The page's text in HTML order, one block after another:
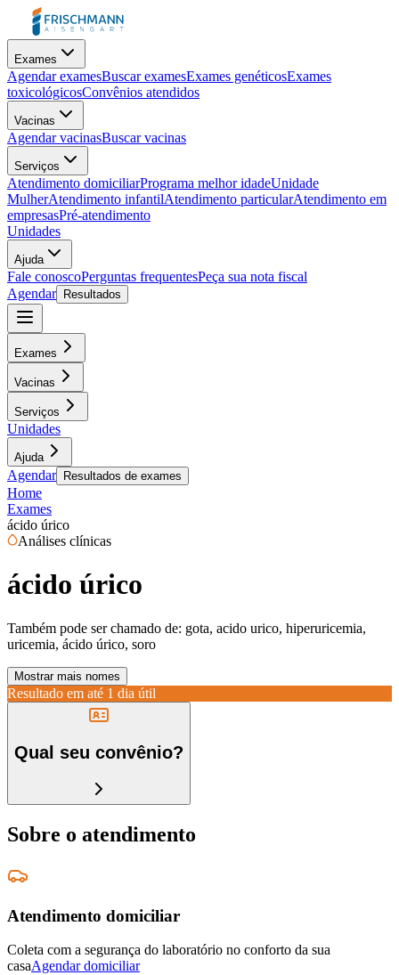
Exames
Agendar examesBuscar examesExames genéticosExames
toxicológicosConvênios atendidos
Vacinas
Agendar vacinasBuscar vacinas
Serviços
Atendimento domiciliarPrograma melhor idadeUnidade
MulherAtendimento infantilAtendimento particularAtendimento em
empresasPré-atendimento
Unidades
Ajuda
Fale conoscoPerguntas frequentesPeça sua nota fiscal
Agendar
Resultados
Exames
Vacinas
Serviços
Unidades
Ajuda
Agendar Resultados de exames
Home
Exames
ácido úrico
Análises clínicas
ácido úrico
Também pode ser chamado de: gota, acido urico, hiperuricemia,
uricemia, ácido úrico, soro
Mostrar mais nomes
Resultado em até 1 dia útil
Qual seu convênio?
Sobre o atendimento
Atendimento domiciliar
Coleta com a segurança do laboratório no conforto da sua
casaAgendar domiciliar